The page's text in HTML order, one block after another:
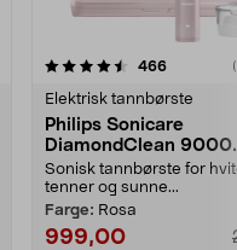
466
Elektrisk tannbørste
Philips Sonicare
DiamondClean 9000
elektrisk tannbørste,
Edition
Sonisk tannbørste for
tenner og sunne...
Farge: Rosa
999,00
4.5 av 5 stjerner